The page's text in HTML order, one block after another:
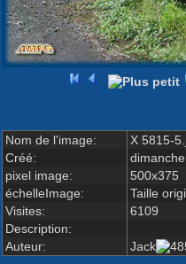
Nom de l'image:
X 5815-
Créé:
pixel image:
500x375
échelleImage:
Taille
Visites:
6109
Description:
Auteur:
Jack